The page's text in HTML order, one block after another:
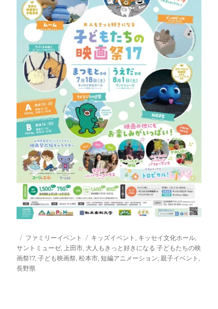
投
稿
日:
カ
テ
ゴ
リ
ファミリーイベント
タ
グ
キッズイベント, キッセイ文化ホール,
サントミューゼ,上田市, 大人もきっと好きになる 子どもたちの映
画祭17,子ども映画祭,松本市,短編アニメーション,親子イベント,
長野県